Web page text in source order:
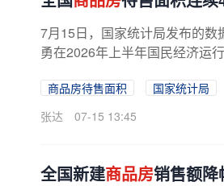
7月15日，国家统计局发布的数
勇在2026年上半年国民经济运
商品房待售面积 国家统计局
张达
07-15 13:45
全国新建商品房销售额降